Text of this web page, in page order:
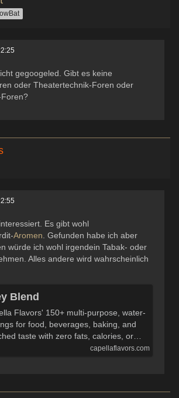
gegoogeled. Gibt es keine
oder Theatertechnik-Foren oder
Es gibt wohl
Aromen . Gefunden habe ich aber
würde ich wohl irgendein Tabak- oder
Alles andere wird wahrscheinlich
Blend
Flavors' 150+ multi-purpose, water-
for food, beverages, baking, and
taste with zero fats, calories, or…
capellaflavors.com